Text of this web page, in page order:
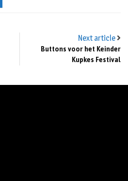
Next article
Buttons voor het Keinder
Kupkes Festival